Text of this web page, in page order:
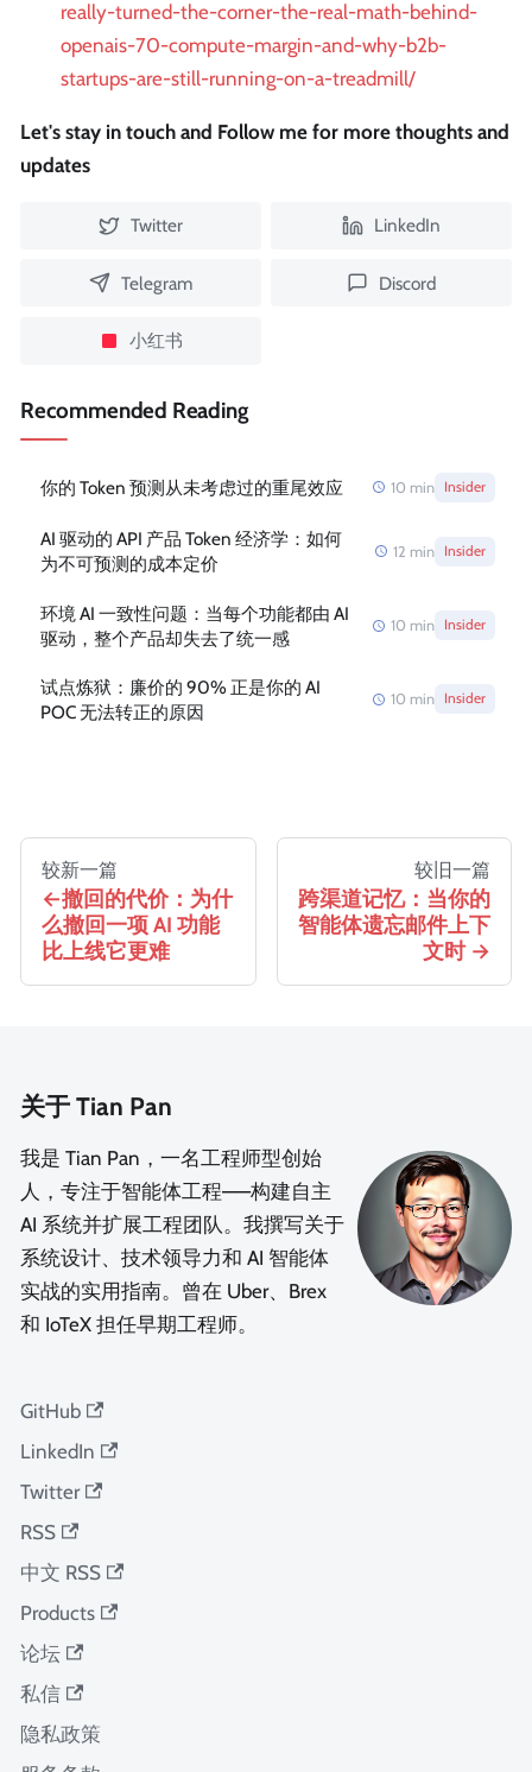
really-turned-the-corner-the-real-math-behind-
openais-70-compute-margin-and-why-b2b-
startups-are-still-running-on-a-treadmill/
Let's stay in touch and Follow me for more thoughts and
updates
Twitter LinkedIn
Telegram Discord
小红书
Recommended Reading
你的 Token 预测从未考虑过的重尾效应 10 min Insider
AI 驱动的 API 产品 Token 经济学：如何
为不可预测的成本定价
12 min Insider
环境 AI 一致性问题：当每个功能都由 AI
驱动，整个产品却失去了统一感
10 min Insider
试点炼狱：廉价的 90% 正是你的 AI
POC 无法转正的原因
10 min Insider
较新一篇
撤回的代价：为什
么撤回一项 AI 功能
比上线它更难
较旧一篇
跨渠道记忆：当你的
智能体遗忘邮件上下
文时
关于 Tian Pan
我是 Tian Pan，一名工程师型创始
人，专注于智能体工程——构建自主
AI 系统并扩展工程团队。我撰写关于
系统设计、技术领导力和 AI 智能体
实战的实用指南。曾在 Uber、Brex
和 IoTeX 担任早期工程师。
GitHub
LinkedIn
Twitter
RSS
中文 RSS
Products
论坛
私信
隐私政策